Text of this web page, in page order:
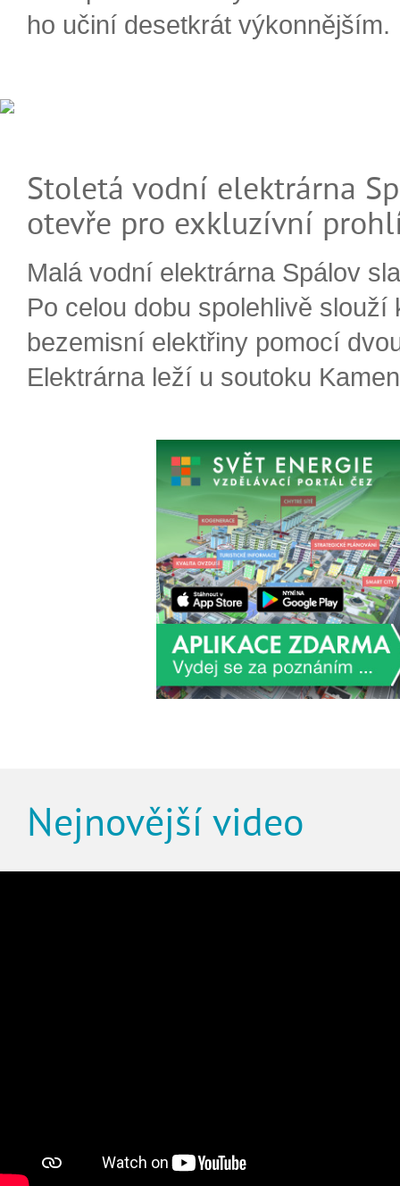
ho učiní desetkrát výkonnějším.
Stoletá vodní elektrárna
otevře pro exkluzívní
Malá vodní elektrárna Spálov
Po celou dobu spolehlivě slouží
bezemisní elektřiny pomocí
Elektrárna leží u soutoku
Nejnovější video